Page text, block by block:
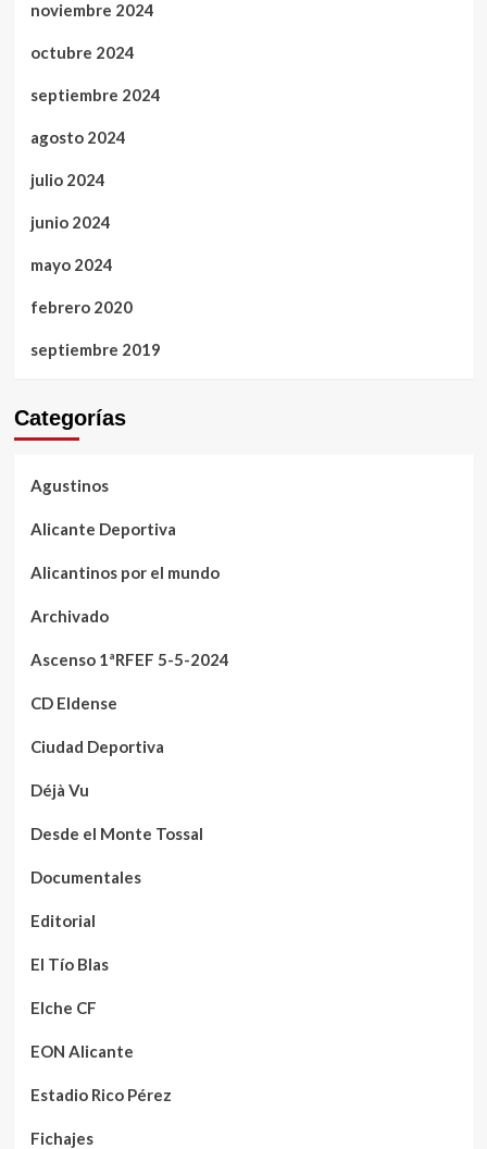
noviembre 2024
octubre 2024
septiembre 2024
agosto 2024
julio 2024
junio 2024
mayo 2024
febrero 2020
septiembre 2019
Categorías
Agustinos
Alicante Deportiva
Alicantinos por el mundo
Archivado
Ascenso 1ªRFEF 5-5-2024
CD Eldense
Ciudad Deportiva
Déjà Vu
Desde el Monte Tossal
Documentales
Editorial
El Tío Blas
Elche CF
EON Alicante
Estadio Rico Pérez
Fichajes